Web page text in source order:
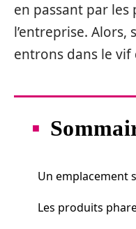
en passant par les
l’entreprise. Alors,
entrons dans le vif
Un emplacement
Les produits